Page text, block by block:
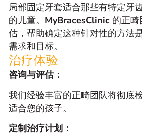
局部固定牙套适合那些有特定牙
的儿童。 MyBracesClinic 的正畸
估，帮助确定这种针对性的方法
需求和目标。
治疗体验
咨询与评估：
我们经验丰富的正畸团队将彻底
适合您的孩子。
定制治疗计划：